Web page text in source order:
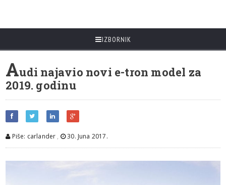
IZBORNIK
Audi najavio novi e-tron model za
2019. godinu
Piše: carlander , 30. Juna 2017.